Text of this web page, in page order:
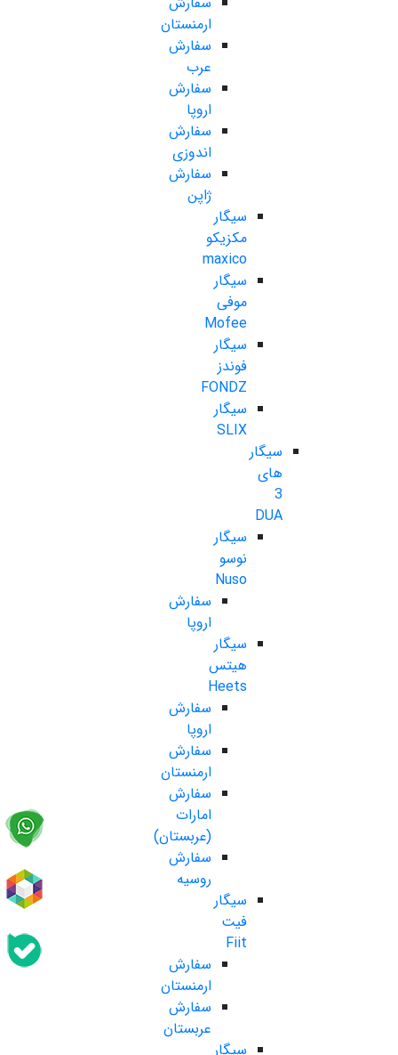
ارمنستان
سفارش
عرب
سفارش
اروپا
سفارش
اندوزی
سفارش
ژاپن
سیگار
مکزیکو
maxico
سیگار
موفی
Mofee
سیگار
فوندز
FONDZ
سیگار
SLIX
سیگار
های
3
DUA
سیگار
نوسو
Nuso
سفارش
اروپا
سیگار
هیتس
Heets
سفارش
اروپا
سفارش
ارمنستان
سفارش
امارات
(عربستان)
سفارش
روسیه
سیگار
فیت
Fiit
سفارش
ارمنستان
سفارش
عربستان
سیگار